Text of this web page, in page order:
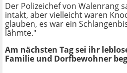
Der Polizeichef von Walenrang
intakt, aber vielleicht waren
glauben, es war ein
lähmte."
Am nächsten Tag sei ihr
Familie und Dorfbewohner